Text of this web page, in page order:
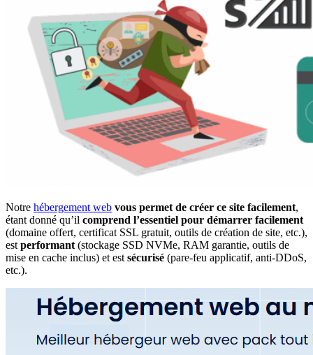
Notre hébergement web vous permet de créer ce site facilement,
étant donné qu’il comprend l’essentiel pour démarrer facilement
(domaine offert, certificat SSL gratuit, outils de création de site, etc.),
est performant (stockage SSD NVMe, RAM garantie, outils de
mise en cache inclus) et est sécurisé (pare-feu applicatif, anti-DDoS,
etc.).